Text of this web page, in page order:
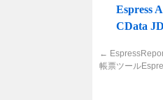
Espress
CData
←
帳票ツール